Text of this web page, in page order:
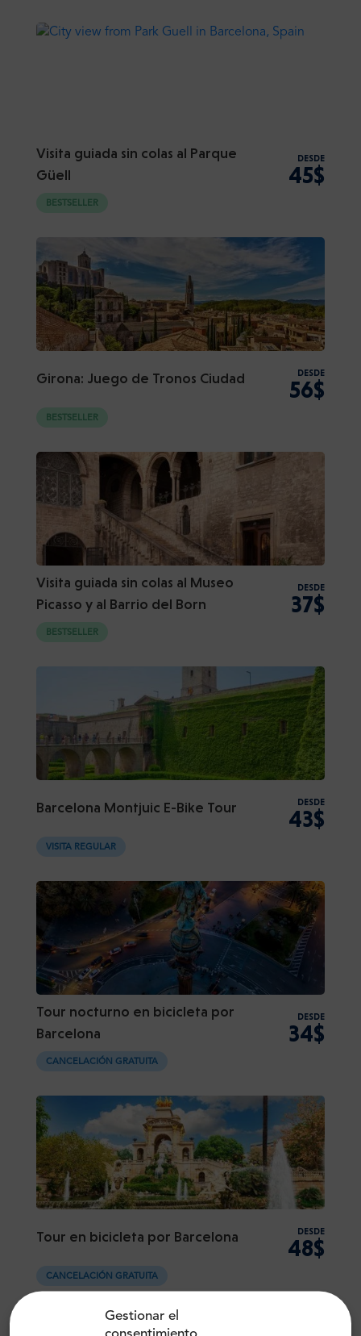
Gestionar el
Visita guiada sin colas al Parque
Güell
DESDE
45$
BESTSELLER
Girona: Juego de Tronos Ciudad DESDE
56$
BESTSELLER
Visita guiada sin colas al Museo
Picasso y al Barrio del Born
DESDE
37$
BESTSELLER
Barcelona Montjuic E-Bike Tour DESDE
43$
VISITA REGULAR
Tour nocturno en bicicleta por
Barcelona
DESDE
34$
CANCELACIÓN GRATUITA
Tour en bicicleta por Barcelona DESDE
48$
CANCELACIÓN GRATUITA